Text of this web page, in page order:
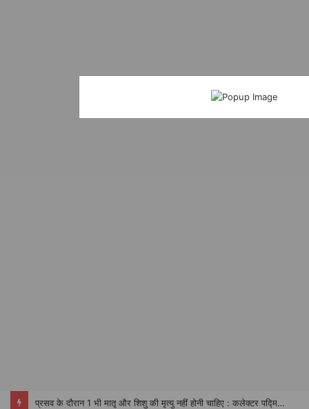
प्रसव के दौरान 1 भी मातृ और शिशु की मृत्यु नहीं होनी चाहिए : कलेक्टर पद्मिनी भोई साहू